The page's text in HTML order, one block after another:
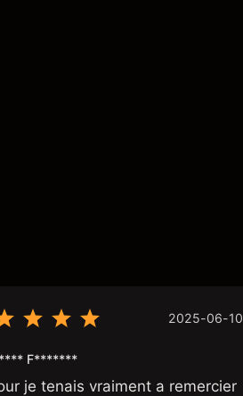
2025-06-10
F*******
je tenais vraiment a remercier